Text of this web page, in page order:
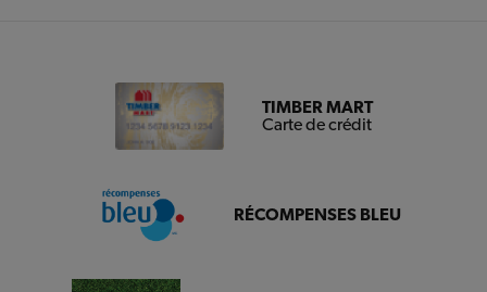
TIMBER MART
Carte de crédit
RÉCOMPENSES BLEU